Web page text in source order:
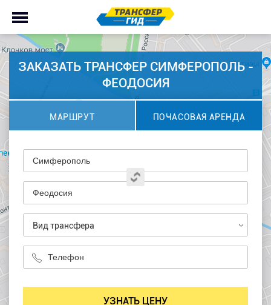
ЗАКАЗАТЬ ТРАНСФЕР СИМФЕРОПОЛЬ -
ФЕОДОСИЯ
МАРШРУТ ПОЧАСОВАЯ АРЕНДА
Вид трансфера